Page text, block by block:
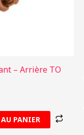
– Arrière TO
PANIER